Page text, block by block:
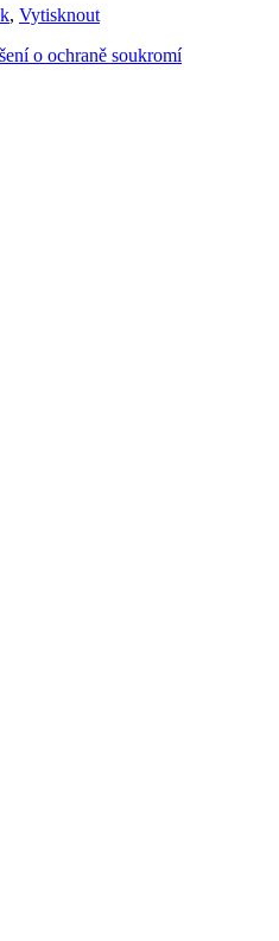
, Vytisknout
o ochraně soukromí